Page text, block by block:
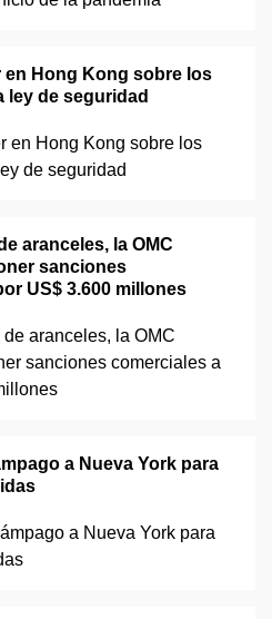
en Hong Kong sobre los
ley de seguridad
aranceles, la OMC
sanciones
US$ 3.600 millones
a Nueva York para